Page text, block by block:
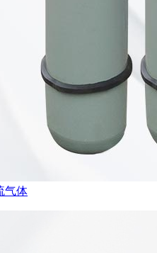
气体